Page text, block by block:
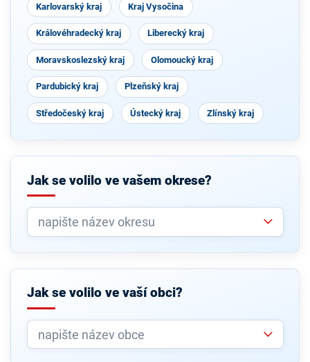
Karlovarský kraj Kraj Vysočina
Královéhradecký kraj Liberecký kraj
Moravskoslezský kraj Olomoucký kraj
Pardubický kraj Plzeňský kraj
Středočeský kraj Ústecký kraj Zlínský kraj
Jak se volilo ve vašem okrese?
Jak se volilo ve vaší obci?